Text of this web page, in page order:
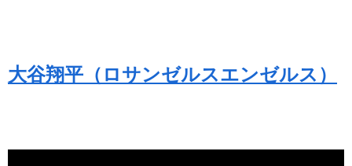
大谷翔平（ロサンゼルスエンゼルス）